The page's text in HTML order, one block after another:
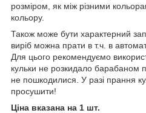
розміром, як між різними
кольору.
Також може бути характерний
виріб можна прати в т.ч. в
Для цього рекомендуємо
кульки не розкидало барабаном
не пошкодилися. У разі прання
просушити!
Ціна вказана на 1 шт.